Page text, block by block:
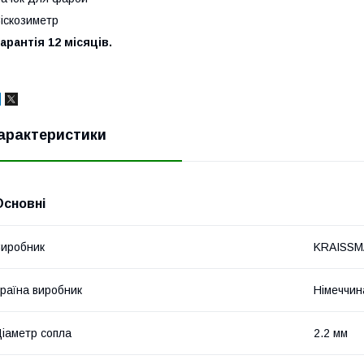
12 місяців.
виробник
сопла 2.2 мм